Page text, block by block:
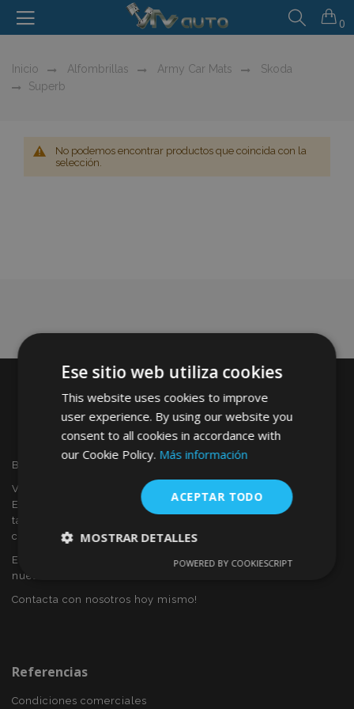
0
Inicio Alfombrillas Army Car Mats
Skoda
Superb
No podemos encontrar productos que coincida con la
selección.
Bienvenido a VTVAUTO
VTVAUTO es distribuidor y proveedor al por mayor en
Europa, de accesorios de automóvil, tales como:
tapacubos, derivabrisas, fundas para asientos, alfombrillas,
cubiertas cromadas, marcos, etc.
Eres interesado en dropshipping o deseas convertirte en
nuestro socio?
Contacta con nosotros hoy mismo!
Referencias
Condiciones comerciales
Ese sitio web utiliza cookies
This website uses cookies to improve
user experience. By using our website you
consent to all cookies in accordance with
our Cookie Policy. Más información
ACEPTAR TODO
MOSTRAR DETALLES
necesarias
Cookies de
preferencias
POWERED BY COOKIESCRIPT